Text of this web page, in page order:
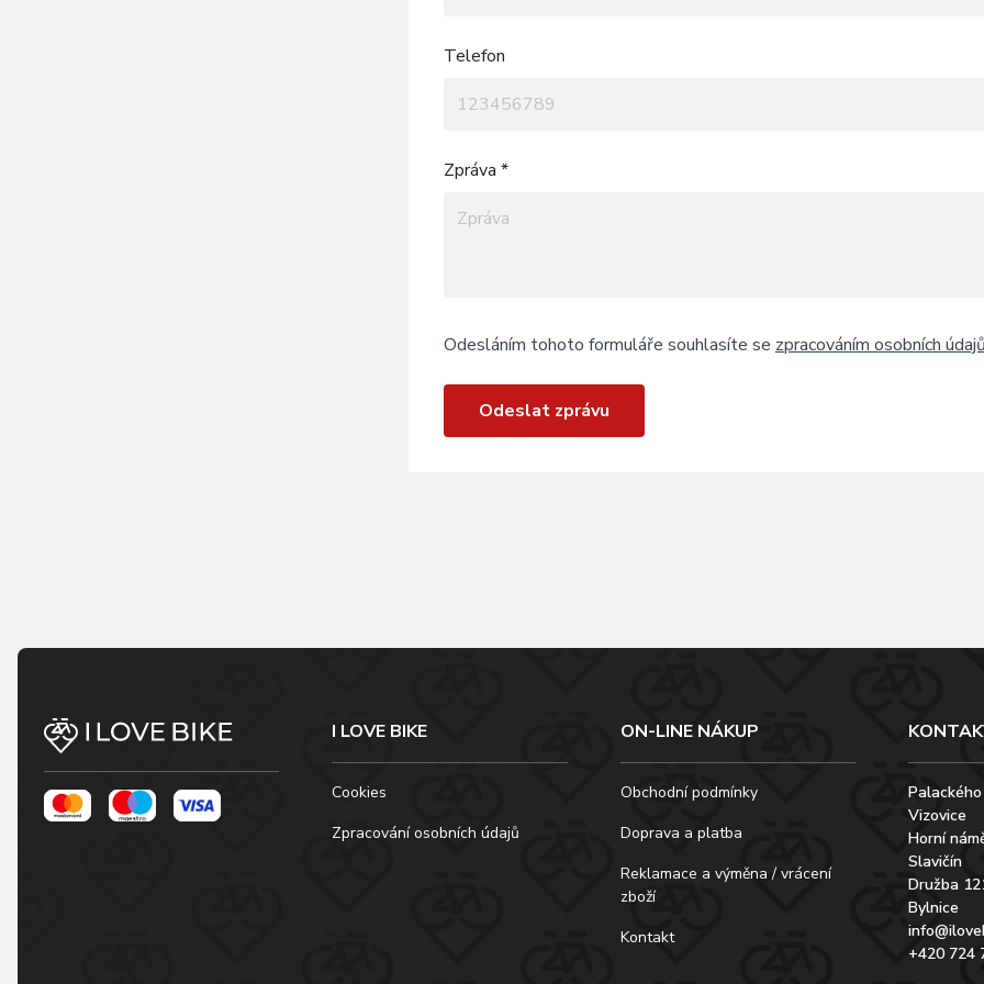
Telefon
Zpráva *
Odesláním tohoto formuláře souhlasíte se zpracováním osobních
Odeslat zprávu
I LOVE BIKE
Cookies
Zpracování osobních údajů
ON-LINE NÁKUP
Obchodní podmínky
Doprava a platba
Reklamace a výměna / vrácení
zboží
Kontakt
Vizovice
Horní
Slavičín
Družba
Bylnice
+420 724